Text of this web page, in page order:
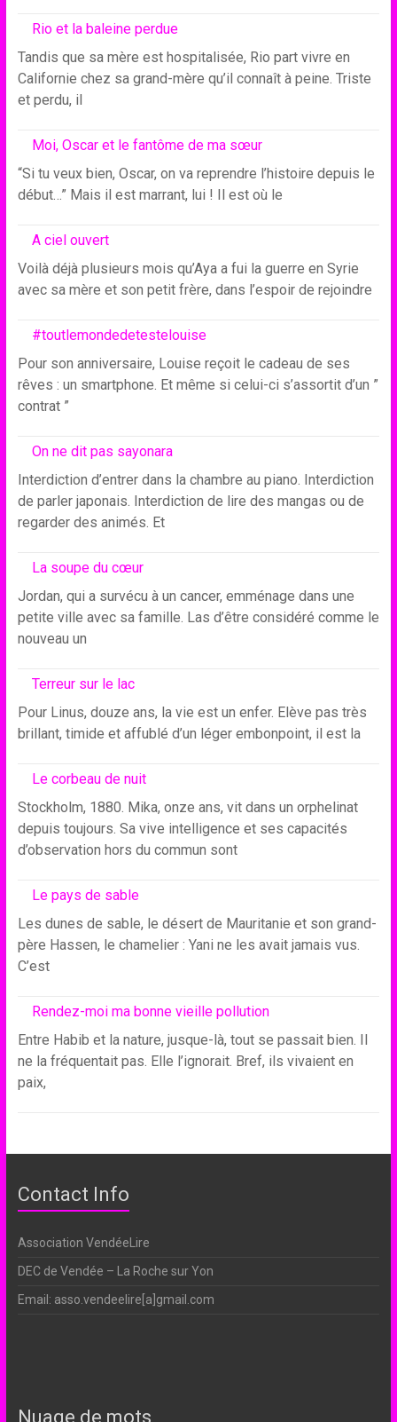
Rio et la baleine perdue
Tandis que sa mère est hospitalisée, Rio part vivre en
Californie chez sa grand-mère qu’il connaît à peine. Triste
et perdu, il
Moi, Oscar et le fantôme de ma sœur
“Si tu veux bien, Oscar, on va reprendre l’histoire depuis le
début…” Mais il est marrant, lui ! Il est où le
A ciel ouvert
Voilà déjà plusieurs mois qu’Aya a fui la guerre en Syrie
avec sa mère et son petit frère, dans l’espoir de rejoindre
#toutlemondedetestelouise
Pour son anniversaire, Louise reçoit le cadeau de ses
rêves : un smartphone. Et même si celui-ci s’assortit d’un ”
contrat ”
On ne dit pas sayonara
Interdiction d’entrer dans la chambre au piano. Interdiction
de parler japonais. Interdiction de lire des mangas ou de
regarder des animés. Et
La soupe du cœur
Jordan, qui a survécu à un cancer, emménage dans une
petite ville avec sa famille. Las d’être considéré comme le
nouveau un
Terreur sur le lac
Pour Linus, douze ans, la vie est un enfer. Elève pas très
brillant, timide et affublé d’un léger embonpoint, il est la
Le corbeau de nuit
Stockholm, 1880. Mika, onze ans, vit dans un orphelinat
depuis toujours. Sa vive intelligence et ses capacités
d’observation hors du commun sont
Le pays de sable
Les dunes de sable, le désert de Mauritanie et son grand-
père Hassen, le chamelier : Yani ne les avait jamais vus.
C’est
Rendez-moi ma bonne vieille pollution
Entre Habib et la nature, jusque-là, tout se passait bien. Il
ne la fréquentait pas. Elle l’ignorait. Bref, ils vivaient en
paix,
Contact Info
Association VendéeLire
DEC de Vendée – La Roche sur Yon
Email: asso.vendeelire[a]gmail.com
Nuage de mots